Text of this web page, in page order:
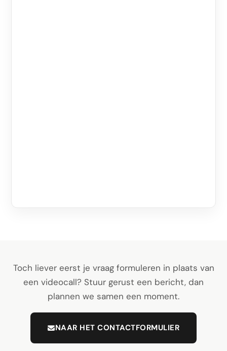
Toch liever eerst je vraag formuleren in plaats van
een videocall? Stuur gerust een bericht, dan
plannen we samen een moment.
NAAR HET CONTACTFORMULIER